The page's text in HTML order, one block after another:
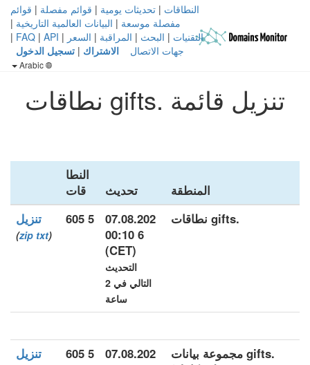
النطاقات | تحديثات يومية | قوائم مفصلة | قوائم
مفصلة موسعة | البيانات العالمية التاريخية |
التقنيات | البحث | المراقبة | السعر |
FAQ | API
|
جهات الاتصال
الاشتراك | تسجيل الدخول
تنزيل قائمة .gifts نطاقات
المنطقة تحديث
النطا
قات
.gifts نطاقات
07.08.202
6 00:10
(CET)
التحديث
التالي في 2
ساعة
5 605 تنزيل
(
zip txt
)
.gifts مجموعة بيانات
07.08.202
5 605 تنزيل